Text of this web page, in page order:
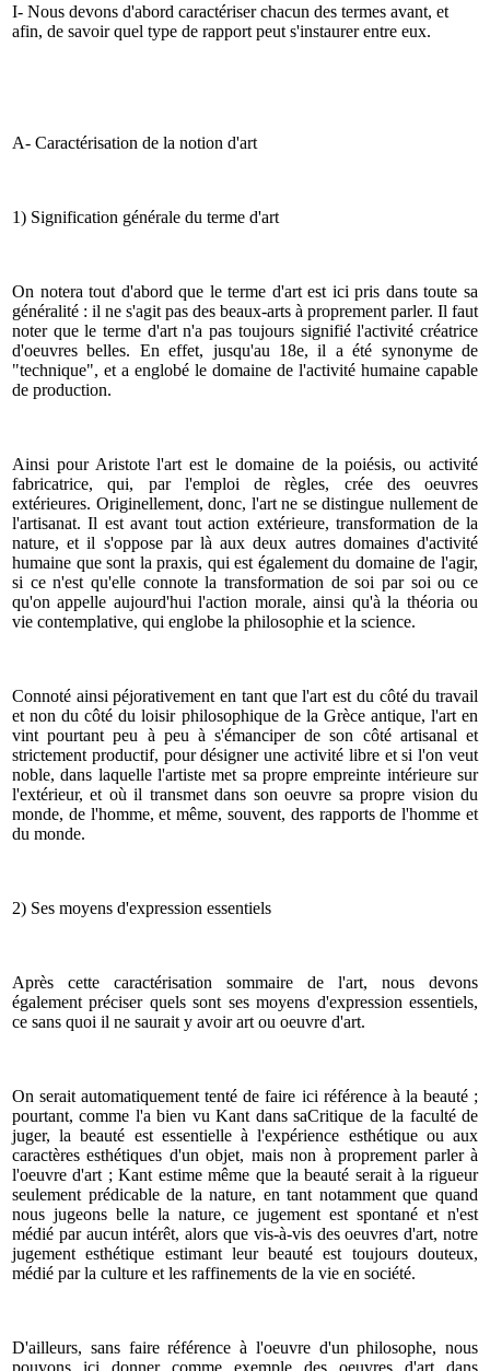
I- Nous devons d'abord caractériser chacun des termes avant, et
afin, de savoir quel type de rapport peut s'instaurer entre eux.
A- Caractérisation de la notion d'art
1) Signification générale du terme d'art
On notera tout d'abord que le terme d'art est ici pris dans toute sa
généralité : il ne s'agit pas des beaux-arts à proprement parler. Il faut
noter que le terme d'art n'a pas toujours signifié l'activité créatrice
d'oeuvres belles. En effet, jusqu'au 18e, il a été synonyme de
"technique", et a englobé le domaine de l'activité humaine capable
de production.
Ainsi pour Aristote l'art est le domaine de la poiésis, ou activité
fabricatrice, qui, par l'emploi de règles, crée des oeuvres
extérieures. Originellement, donc, l'art ne se distingue nullement de
l'artisanat. Il est avant tout action extérieure, transformation de la
nature, et il s'oppose par là aux deux autres domaines d'activité
humaine que sont la praxis, qui est également du domaine de l'agir,
si ce n'est qu'elle connote la transformation de soi par soi ou ce
qu'on appelle aujourd'hui l'action morale, ainsi qu'à la théoria ou
vie contemplative, qui englobe la philosophie et la science.
Connoté ainsi péjorativement en tant que l'art est du côté du travail
et non du côté du loisir philosophique de la Grèce antique, l'art en
vint pourtant peu à peu à s'émanciper de son côté artisanal et
strictement productif, pour désigner une activité libre et si l'on veut
noble, dans laquelle l'artiste met sa propre empreinte intérieure sur
l'extérieur, et où il transmet dans son oeuvre sa propre vision du
monde, de l'homme, et même, souvent, des rapports de l'homme et
du monde.
2) Ses moyens d'expression essentiels
Après cette caractérisation sommaire de l'art, nous devons
également préciser quels sont ses moyens d'expression essentiels,
ce sans quoi il ne saurait y avoir art ou oeuvre d'art.
On serait automatiquement tenté de faire ici référence à la beauté ;
pourtant, comme l'a bien vu Kant dans saCritique de la faculté de
juger, la beauté est essentielle à l'expérience esthétique ou aux
caractères esthétiques d'un objet, mais non à proprement parler à
l'oeuvre d'art ; Kant estime même que la beauté serait à la rigueur
seulement prédicable de la nature, en tant notamment que quand
nous jugeons belle la nature, ce jugement est spontané et n'est
médié par aucun intérêt, alors que vis-à-vis des oeuvres d'art, notre
jugement esthétique estimant leur beauté est toujours douteux,
médié par la culture et les raffinements de la vie en société.
D'ailleurs, sans faire référence à l'oeuvre d'un philosophe, nous
pouvons ici donner comme exemple des oeuvres d'art dans